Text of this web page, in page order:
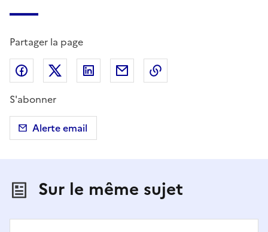
Partager la page
Partager sur Facebook
Partager sur X (anciennement Twitter)
Partager sur LinkedIn
Partager par email
S'abonner
Alerte email
Sur le même sujet